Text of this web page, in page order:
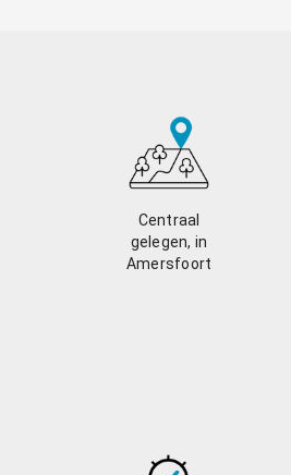
Centraal
gelegen, in
Amersfoort